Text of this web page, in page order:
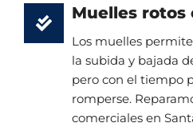
Muelles rotos
Los muelles
la subida y bajada
pero con el tiempo
romperse.
comerciales en